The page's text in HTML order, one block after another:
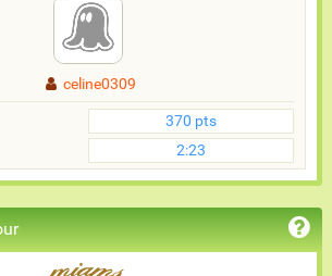
celine0309
370 pts
2:23